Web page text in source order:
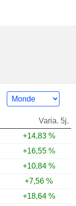
Varia. 5j.
+14,83 %
+16,55 %
+10,84 %
+7,56 %
+18,64 %